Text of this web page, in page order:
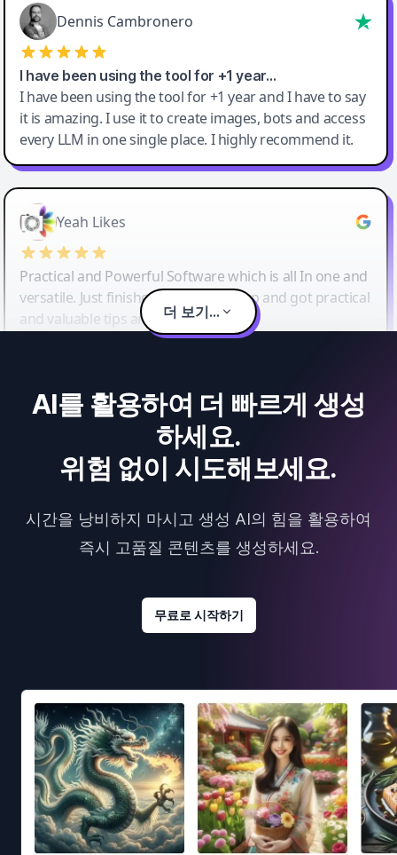
Dennis Cambronero
I have been using the tool for +1 year…
I have been using the tool for +1 year and I have to say
it is amazing. I use it to create images, bots and access
every LLM in one single place. I highly recommend it.
Yeah Likes
Practical and Powerful Software which is all In one and
versatile. Just finished their workshop and got practical
and valuable tips and tricks.
더 보기...
AI를 활용하여 더 빠르게 생성
하세요.
위험 없이 시도해보세요.
시간을 낭비하지 마시고 생성 AI의 힘을 활용하여
즉시 고품질 콘텐츠를 생성하세요.
무료로 시작하기